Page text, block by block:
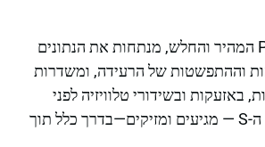
הן מזהות את גל ה-P המהיר והחלש, מנתחות את הנתונים
וההתפשטות של הרעידה, ומשדרות
באזעקות ובשידורי טלוויזיה לפני
שהגלים החזקים — ה-S — מגיעים ומזיקים—בדרך כלל תוך